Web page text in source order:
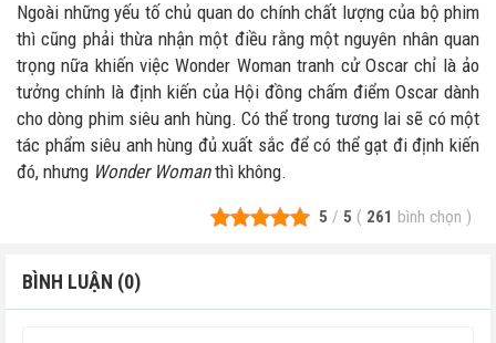
Ngoài những yếu tố chủ quan do chính chất lượng của bộ phim
thì cũng phải thừa nhận một điều rằng một nguyên nhân quan
trọng nữa khiến việc Wonder Woman tranh cử Oscar chỉ là ảo
tưởng chính là định kiến của Hội đồng chấm điểm Oscar dành
cho dòng phim siêu anh hùng. Có thể trong tương lai sẽ có một
tác phẩm siêu anh hùng đủ xuất sắc để có thể gạt đi định kiến
đó, nhưng Wonder Womanthì không.
5 / 5 ( 261 bình chọn )
BÌNH LUẬN (0)